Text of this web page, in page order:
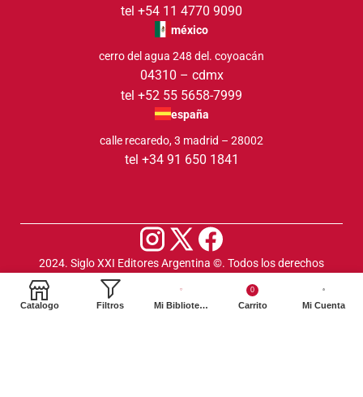
tel +54 11 4770 9090
méxico
cerro del agua 248 del. coyoacán
04310 – cdmx
tel +52 55 5658-7999
españa
calle recaredo, 3 madrid – 28002
tel +34 91 650 1841
2024. Siglo XXI Editores Argentina ©️. Todos los derechos
Catalogo Filtros Mi Biblioteca
0
Carrito Mi Cuenta